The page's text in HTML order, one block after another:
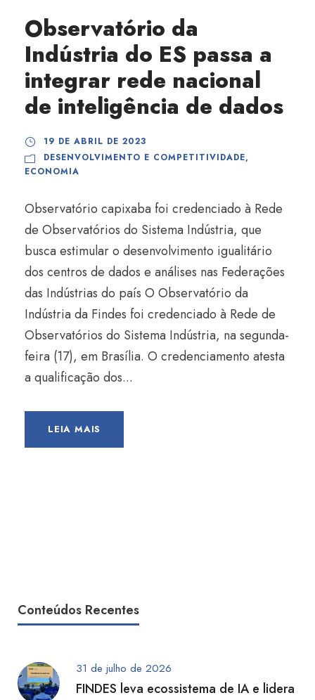
Observatório da
Indústria do ES passa a
integrar rede nacional
de inteligência de dados
19 DE ABRIL DE 2023
DESENVOLVIMENTO E COMPETITIVIDADE,
ECONOMIA
Observatório capixaba foi credenciado à Rede
de Observatórios do Sistema Indústria, que
busca estimular o desenvolvimento igualitário
dos centros de dados e análises nas Federações
das Indústrias do país O Observatório da
Indústria da Findes foi credenciado à Rede de
Observatórios do Sistema Indústria, na segunda-
feira (17), em Brasília. O credenciamento atesta
a qualificação dos...
LEIA MAIS
Conteúdos Recentes
31 de julho de 2026
FINDES leva ecossistema de IA e lidera